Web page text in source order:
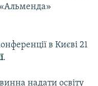
«Альменда»
в Києві 21
.
надати освіту